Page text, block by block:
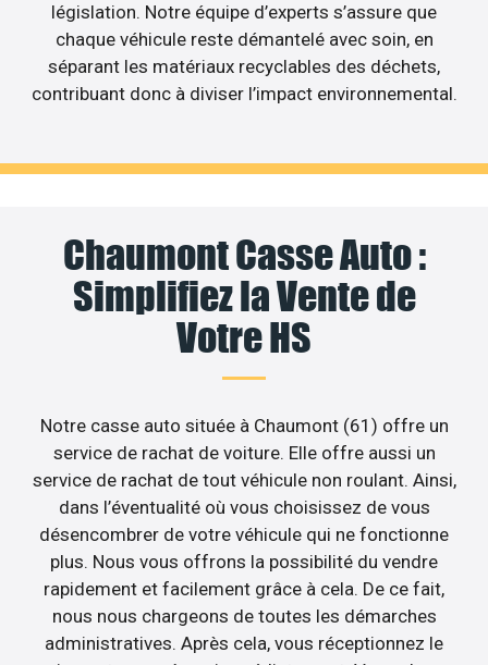
législation. Notre équipe d’experts s’assure que
chaque véhicule reste démantelé avec soin, en
séparant les matériaux recyclables des déchets,
contribuant donc à diviser l’impact environnemental.
Chaumont Casse Auto :
Simplifiez la Vente de
Votre HS
Notre casse auto située à Chaumont (61) offre un
service de rachat de voiture. Elle offre aussi un
service de rachat de tout véhicule non roulant. Ainsi,
dans l’éventualité où vous choisissez de vous
désencombrer de votre véhicule qui ne fonctionne
plus. Nous vous offrons la possibilité du vendre
rapidement et facilement grâce à cela. De ce fait,
nous nous chargeons de toutes les démarches
administratives. Après cela, vous réceptionnez le